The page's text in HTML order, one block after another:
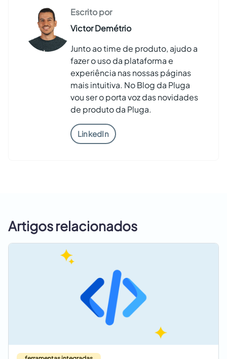
Escrito por
Victor Demétrio
Junto ao time de produto, ajudo a
fazer o uso da plataforma e
experiência nas nossas páginas
mais intuitiva. No Blog da Pluga
vou ser o porta voz das novidades
de produto da Pluga.
LinkedIn
Artigos relacionados